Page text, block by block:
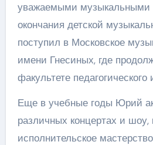
уважаемыми музыкальными
окончания детской
поступил в Московское
имени Гнесиных, где
факультете педагогического
Еще в учебные годы Юрий
различных концертах и шоу,
исполнительское